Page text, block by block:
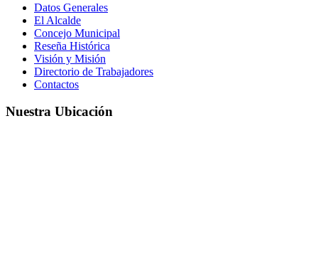
Datos Generales
El Alcalde
Concejo Municipal
Reseña Histórica
Visión y Misión
Directorio de Trabajadores
Contactos
Nuestra Ubicación